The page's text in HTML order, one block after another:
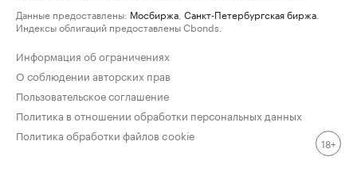
Данные предоставлены: Мосбиржа Санкт-Петербургская биржа
Индексы облигаций предоставлены Cbonds.
Информация об ограничениях
О соблюдении авторских прав
Пользовательское соглашение
Политика в отношении обработки персональных данных
Политика обработки файлов cookie
18+